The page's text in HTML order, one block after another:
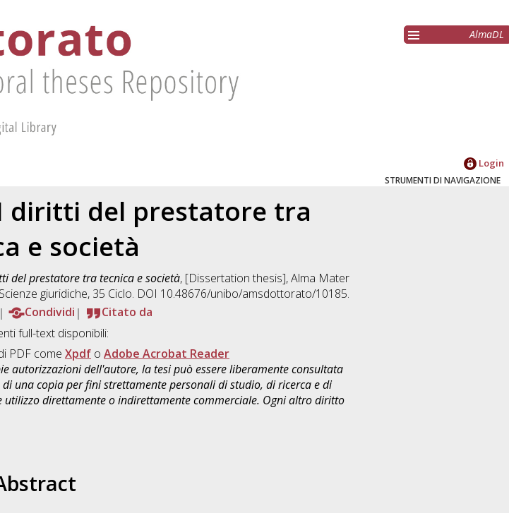
AlmaDL
Login
STRUMENTI DI NAVIGAZIONE
diritti del prestatore tra
e società
del prestatore tra tecnica e società, [Dissertation thesis], Alma Mater
Scienze giuridiche, 35 Ciclo. DOI 10.48676/unibo/amsdottorato/10185.
Condividi
Citato da
full-text disponibili:
PDF come Xpdf o Adobe Acrobat Reader
autorizzazioni dell'autore, la tesi può essere liberamente consultata
una copia per fini strettamente personali di studio, di ricerca e di
utilizzo direttamente o indirettamente commerciale. Ogni altro diritto